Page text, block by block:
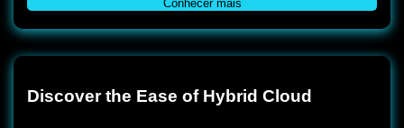
Conhecer mais
Discover the Ease of Hybrid Cloud